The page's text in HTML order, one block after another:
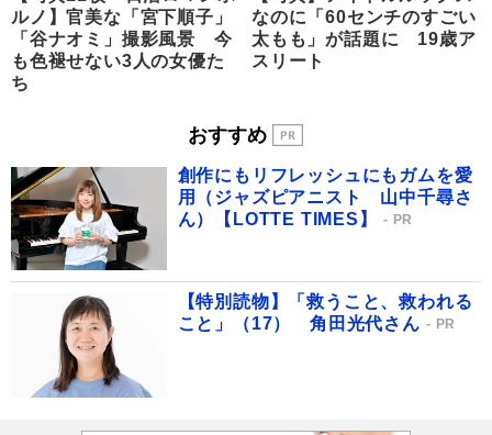
ルノ】官美な「宮下順子」
「谷ナオミ」撮影風景 今
も色褪せない3人の女優た
ち
なのに「60センチのすごい
太もも」が話題に 19歳ア
スリート
おすすめ
創作にもリフレッシュにもガムを愛
用（ジャズピアニスト 山中千尋さ
ん）【LOTTE TIMES】
PR
【特別読物】「救うこと、救われる
こと」（17） 角田光代さん
PR